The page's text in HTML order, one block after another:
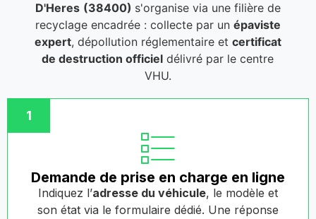
D'Heres (38400) s'organise via une filière de
recyclage encadrée : collecte par un épaviste
expert, dépollution réglementaire et certificat
de destruction officiel délivré par le centre
VHU.
1
Demande de prise en charge en ligne
Indiquez l’adresse du véhicule, le modèle et
son état via le formulaire dédié. Une réponse